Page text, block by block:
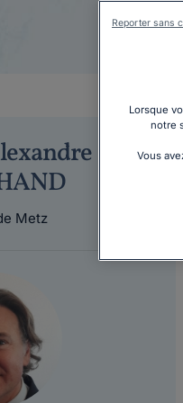
Metz
Lorsque
notre
Vous
Reporter sans